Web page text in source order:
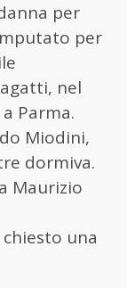
per
per
nel
Parma.
Miodini,
dormiva.
Maurizio
chiesto una